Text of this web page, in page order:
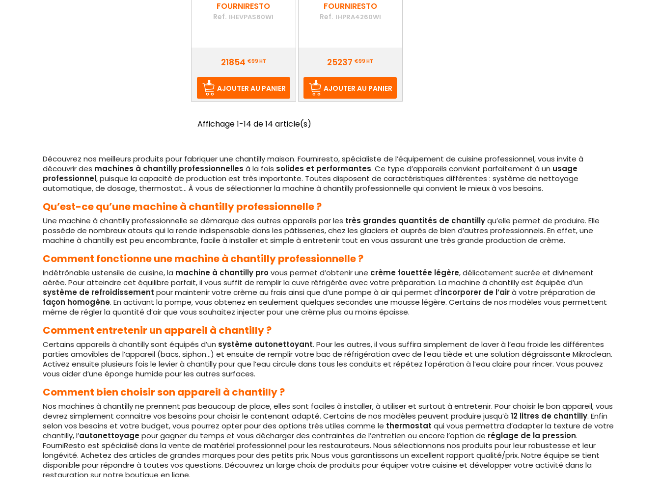
FOURNIRESTO
Ref. IHEVPAS60WI
21854 €99 HT
AJOUTER AU PANIER
FOURNIRESTO
Ref. IHPRA4260WI
25237€99 HT
AJOUTER AU PANIER
Affichage 1-14 de 14 article(s)
Découvrez nos meilleurs produits pour fabriquer une chantilly maison. Fourniresto, spécialiste de l’équipement de cuisine professionnel, vous invite à
découvrir des machines à chantilly professionnelles à la fois solides et performantes. Ce type d’appareils convient parfaitement à un usage
professionnel, puisque la capacité de production est très importante. Toutes disposent de caractéristiques différentes : système de nettoyage
automatique, de dosage, thermostat… À vous de sélectionner la machine à chantilly professionnelle qui convient le mieux à vos besoins.
Qu’est-ce qu’une machine à chantilly professionnelle ?
Une machine à chantilly professionnelle se démarque des autres appareils par les très grandes quantités de chantillyqu’elle permet de produire. Elle
possède de nombreux atouts qui la rende indispensable dans les pâtisseries, chez les glaciers et auprès de bien d’autres professionnels. En effet, une
machine à chantilly est peu encombrante, facile à installer et simple à entretenir tout en vous assurant une très grande production de crème.
Comment fonctionne une machine à chantilly professionnelle ?
Indétrônable ustensile de cuisine, la machine à chantilly provous permet d’obtenir une crème fouettée légère, délicatement sucrée et divinement
aérée. Pour atteindre cet équilibre parfait, il vous suffit de remplir la cuve réfrigérée avec votre préparation. La machine à chantilly est équipée d’un
système de refroidissement pour maintenir votre crème au frais ainsi que d’une pompe à air qui permet d’incorporer de l’airà votre préparation de
façon homogène. En activant la pompe, vous obtenez en seulement quelques secondes une mousse légère. Certains de nos modèles vous permettent
même de régler la quantité d’air que vous souhaitez injecter pour une crème plus ou moins épaisse.
Comment entretenir un appareil à chantilly ?
Certains appareils à chantilly sont équipés d’un système autonettoyant. Pour les autres, il vous suffira simplement de laver à l’eau froide les différentes
parties amovibles de l’appareil (bacs, siphon…) et ensuite de remplir votre bac de réfrigération avec de l’eau tiède et une solution dégraissante Mikroclean.
Activez ensuite plusieurs fois le levier à chantilly pour que l’eau circule dans tous les conduits et répétez l’opération à l’eau claire pour rincer. Vous pouvez
vous aider d’une éponge humide pour les autres surfaces.
Comment bien choisir son appareil à chantilly ?
Nos machines à chantilly ne prennent pas beaucoup de place, elles sont faciles à installer, à utiliser et surtout à entretenir. Pour choisir le bon appareil, vous
devrez simplement connaitre vos besoins pour choisir le contenant adapté. Certains de nos modèles peuvent produire jusqu’à 12 litres de chantilly. Enfin
selon vos besoins et votre budget, vous pourrez opter pour des options très utiles comme le thermostat qui vous permettra d’adapter la texture de votre
chantilly, l’autonettoyagepour gagner du temps et vous décharger des contraintes de l’entretien ou encore l’option de réglage de la pression.
FourniResto est spécialisé dans la vente de matériel professionnel pour les restaurateurs. Nous sélectionnons nos produits pour leur robustesse et leur
longévité. Achetez des articles de grandes marques pour des petits prix. Nous vous garantissons un excellent rapport qualité/prix. Notre équipe se tient
disponible pour répondre à toutes vos questions. Découvrez un large choix de produits pour équiper votre cuisine et développer votre activité dans la
restauration sur notre boutique en ligne.